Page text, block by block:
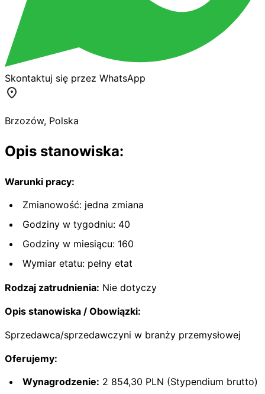
Skontaktuj się przez WhatsApp
Brzozów, Polska
Opis stanowiska:
Warunki pracy:
Zmianowość: jedna zmiana
Godziny w tygodniu: 40
Godziny w miesiącu: 160
Wymiar etatu: pełny etat
Rodzaj zatrudnienia: Nie dotyczy
Opis stanowiska / Obowiązki:
Sprzedawca/sprzedawczyni w branży przemysłowej
Oferujemy:
Wynagrodzenie: 2 854,30 PLN (Stypendium brutto)